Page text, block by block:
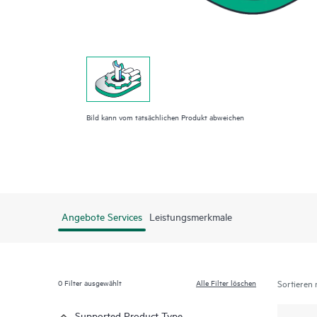
Bild kann vom tatsächlichen Produkt abweichen
Angebote Services Leistungsmerkmale
0Filter ausgewählt Alle Filter löschen Sortieren